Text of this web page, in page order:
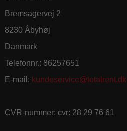
Bremsagervej 2
8230 Åbyhøj
Danmark
Telefonnr.: 86257651
E-mail : kundeservice@totalrent.dk
CVR-nummer: cvr: 28 29 76 61